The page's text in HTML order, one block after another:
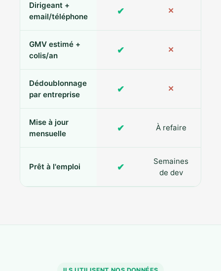
Dirigeant +
email/téléphone
✔ ✕
GMV estimé +
colis/an
✔ ✕
Dédoublonnage
par entreprise
✔ ✕
Mise à jour
mensuelle
✔ À refaire
Prêt à l'emploi ✔
Semaines
de dev